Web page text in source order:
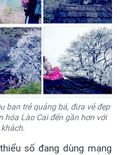
bạn trẻ quảng bá, đưa vẻ đẹp
hóa Lào Cai đến gần hơn với
số đang dùng mạng